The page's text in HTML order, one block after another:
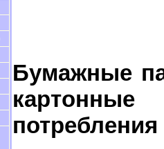
Бумажные
картонные
потребления